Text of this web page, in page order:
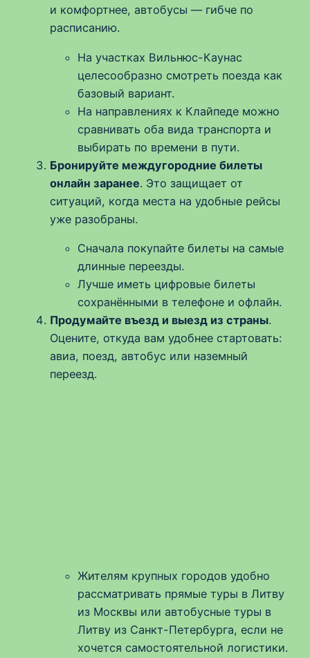
и комфортнее, автобусы — гибче по
расписанию.
На участках Вильнюс-Каунас
целесообразно смотреть поезда как
базовый вариант.
На направлениях к Клайпеде можно
сравнивать оба вида транспорта и
выбирать по времени в пути.
Бронируйте междугородние билеты
онлайн заранее. Это защищает от
ситуаций, когда места на удобные рейсы
уже разобраны.
Сначала покупайте билеты на самые
длинные переезды.
Лучше иметь цифровые билеты
сохранёнными в телефоне и офлайн.
Продумайте въезд и выезд из страны.
Оцените, откуда вам удобнее стартовать:
авиа, поезд, автобус или наземный
переезд.
Жителям крупных городов удобно
рассматривать прямые туры в Литву
из Москвы или автобусные туры в
Литву из Санкт-Петербурга, если не
хочется самостоятельной логистики.